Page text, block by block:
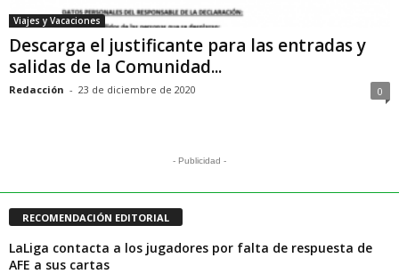
Viajes y Vacaciones
Descarga el justificante para las entradas y
salidas de la Comunidad...
Redacción - 23 de diciembre de 2020 0
- Publicidad -
RECOMENDACIÓN EDITORIAL
LaLiga contacta a los jugadores por falta de respuesta de
AFE a sus cartas